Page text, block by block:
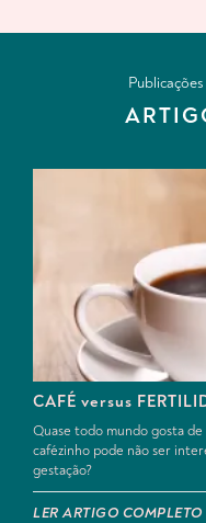
CAFÉ versus
Quase todo mundo gosta de
cafézinho pode não ser
gestação?
LER ARTIGO COMPLETO